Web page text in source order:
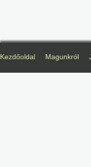
Kezdőoldal Magunkról